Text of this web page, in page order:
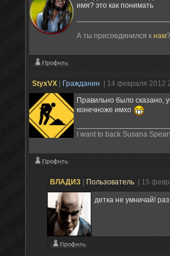
имя? это как понимать
А ты присоединился к нам?
StyxVX Гражданин | 14 февраля 2012
Правильно было сказано,
конечноже имхо
I want to back Susana
ВЛАДИЗ Пользователь | 15
детка не умничай!